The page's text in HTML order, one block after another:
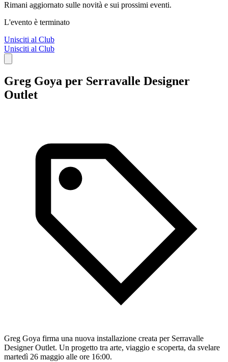
Rimani aggiornato sulle novità e sui prossimi eventi.
L'evento è terminato
Unisciti al Club
Unisciti al Club
Greg Goya per Serravalle Designer
Outlet
Greg Goya firma una nuova installazione creata per Serravalle
Designer Outlet. Un progetto tra arte, viaggio e scoperta, da svelare
martedì 26 maggio alle ore 16:00.